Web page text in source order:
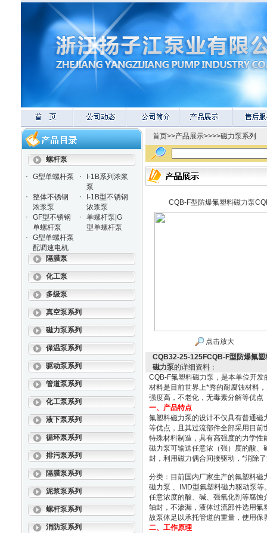
螺杆泵
·
G型单螺杆泵 ·
I-1B系列浓浆
泵
·
整体不锈钢
浓浆泵
·
I-1B型不锈钢
浓浆泵
·
GF型不锈钢
单螺杆泵
·
单螺杆泵|G
型单螺杆泵
·
G型单螺杆泵
配调速电机
隔膜泵
化工泵
多级泵
真空泵系列
磁力泵系列
保温泵系列
驱动泵系列
管道泵系列
化工泵系列
液下泵系列
循环泵系列
排污泵系列
隔膜泵系列
泥浆泵系列
螺杆泵系列
消防泵系列
首页>>产品展示>>>>磁力泵系列
CQB-F型防爆氟塑料磁力泵
点击放大
CQB32-25-125FCQB-F型防爆氟
磁力泵的详细资料：
CQB-F氟塑料磁力泵，是本单位开
材料是目前世界上*秀的耐腐蚀材料
强度高，不老化，无毒素分解等优点
一、产品特点
氟塑料磁力泵的设计不仅具有普通
等优点，且其过流部件全部采用目前
特殊材料制造，具有高强度的力学
磁力泵可输送任意浓（强）度的酸
封，利用磁力偶合间接驱动，*消除
分类：目前国内厂家生产的氟塑料
磁力泵 、IMD型氟塑料磁力驱动泵等
任意浓度的酸、碱、强氧化剂等腐
轴封，不渗漏，液体过流部件选用
故泵体足以承托管道的重量，使用保
二、工作原理